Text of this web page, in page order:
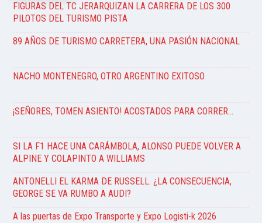
FIGURAS DEL TC JERARQUIZAN LA CARRERA DE LOS 300
PILOTOS DEL TURISMO PISTA
89 AÑOS DE TURISMO CARRETERA, UNA PASIÓN NACIONAL
NACHO MONTENEGRO, OTRO ARGENTINO EXITOSO
¡SEÑORES, TOMEN ASIENTO! ACOSTADOS PARA CORRER…
SI LA F1 HACE UNA CARÁMBOLA, ALONSO PUEDE VOLVER A
ALPINE Y COLAPINTO A WILLIAMS
ANTONELLI EL KARMA DE RUSSELL. ¿LA CONSECUENCIA,
GEORGE SE VA RUMBO A AUDI?
A las puertas de Expo Transporte y Expo Logisti-k 2026